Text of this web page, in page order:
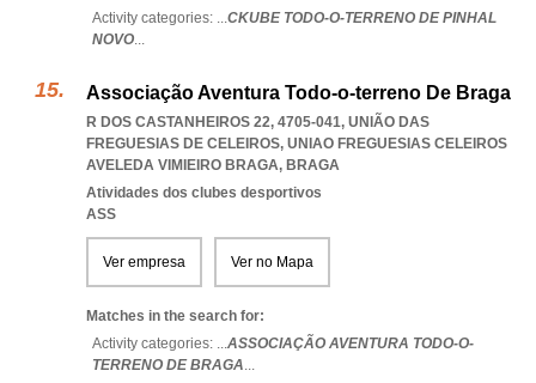
Activity categories: ...CKUBE TODO-O-TERRENO DE PINHAL
NOVO...
Associação Aventura Todo-o-terreno De Braga
R DOS CASTANHEIROS 22, 4705-041, UNIÃO DAS
FREGUESIAS DE CELEIROS, UNIAO FREGUESIAS CELEIROS
AVELEDA VIMIEIRO BRAGA, BRAGA
Atividades dos clubes desportivos
ASS
Ver empresa Ver no Mapa
Matches in the search for:
Activity categories: ...ASSOCIAÇÃO AVENTURA TODO-O-
TERRENO DE BRAGA...